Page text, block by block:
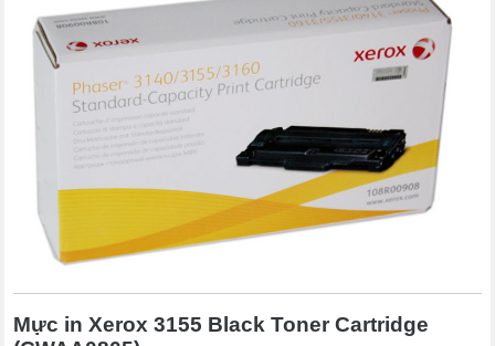
Mực in Xerox 3155 Black Toner Cartridge